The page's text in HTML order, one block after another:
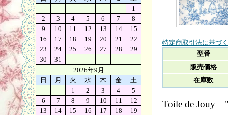
1
2
3 4 5 6 7
8
9
10 11 12 13 14
15
16
17 18 19 20 21
22
23
24 25 26 27 28
29
30
31
2026年9月
日
月 火 水 木 金
土
1
2 3 4
5
6
7 8 9 10 11
12
13
14 15 16 17 18
19
特定商取引法に基づ
型番
販売価格
在庫数
Toile de